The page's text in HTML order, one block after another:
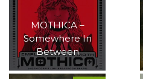
MOTHICA –
Somewhere In
Between